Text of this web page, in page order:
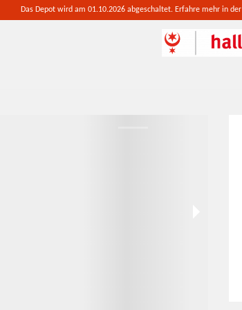
Das Depot wird am 01.10.2026 abgeschaltet. Erfahre mehr in der